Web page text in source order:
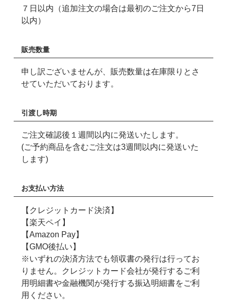
７日以内（追加注文の場合は最初のご注文から7日
以内）
販売数量
申し訳ございませんが、販売数量は在庫限りとさ
せていただいております。
引渡し時期
ご注文確認後１週間以内に発送いたします。
(ご予約商品を含むご注文は3週間以内に発送いた
します)
お支払い方法
【クレジットカード決済】
【楽天ペイ】
【Amazon Pay】
【GMO後払い】
※いずれの決済方法でも領収書の発行は行ってお
りません。クレジットカード会社が発行するご利
用明細書や金融機関が発行する振込明細書をご利
用ください。